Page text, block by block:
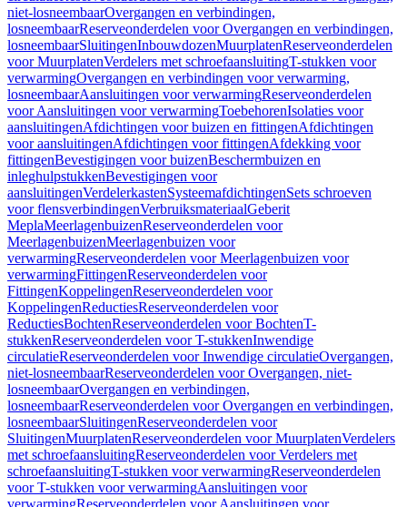
niet-losneembaarOvergangen en verbindingen,
losneembaarReserveonderdelen voor Overgangen en verbindingen,
losneembaarSluitingenInbouwdozenMuurplatenReserveonderdelen
voor MuurplatenVerdelers met schroefaansluitingT-stukken voor
verwarmingOvergangen en verbindingen voor verwarming,
losneembaarAansluitingen voor verwarmingReserveonderdelen
voor Aansluitingen voor verwarmingToebehorenIsolaties voor
aansluitingenAfdichtingen voor buizen en fittingenAfdichtingen
voor aansluitingenAfdichtingen voor fittingenAfdekking voor
fittingenBevestigingen voor buizenBeschermbuizen en
inleghulpstukkenBevestigingen voor
aansluitingenVerdelerkastenSysteemafdichtingenSets schroeven
voor flensverbindingenVerbruiksmateriaalGeberit
MeplaMeerlagenbuizenReserveonderdelen voor
MeerlagenbuizenMeerlagenbuizen voor
verwarmingReserveonderdelen voor Meerlagenbuizen voor
verwarmingFittingenReserveonderdelen voor
FittingenKoppelingenReserveonderdelen voor
KoppelingenReductiesReserveonderdelen voor
ReductiesBochtenReserveonderdelen voor BochtenT-
stukkenReserveonderdelen voor T-stukkenInwendige
circulatieReserveonderdelen voor Inwendige circulatieOvergangen,
niet-losneembaarReserveonderdelen voor Overgangen, niet-
losneembaarOvergangen en verbindingen,
losneembaarReserveonderdelen voor Overgangen en verbindingen,
losneembaarSluitingenReserveonderdelen voor
SluitingenMuurplatenReserveonderdelen voor MuurplatenVerdelers
met schroefaansluitingReserveonderdelen voor Verdelers met
schroefaansluitingT-stukken voor verwarmingReserveonderdelen
voor T-stukken voor verwarmingAansluitingen voor
verwarmingReserveonderdelen voor Aansluitingen voor